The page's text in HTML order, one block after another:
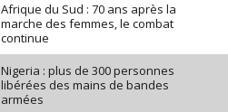
Afrique du Sud : 70 ans après la
marche des femmes, le combat
continue
Nigeria : plus de 300 personnes
libérées des mains de bandes
armées